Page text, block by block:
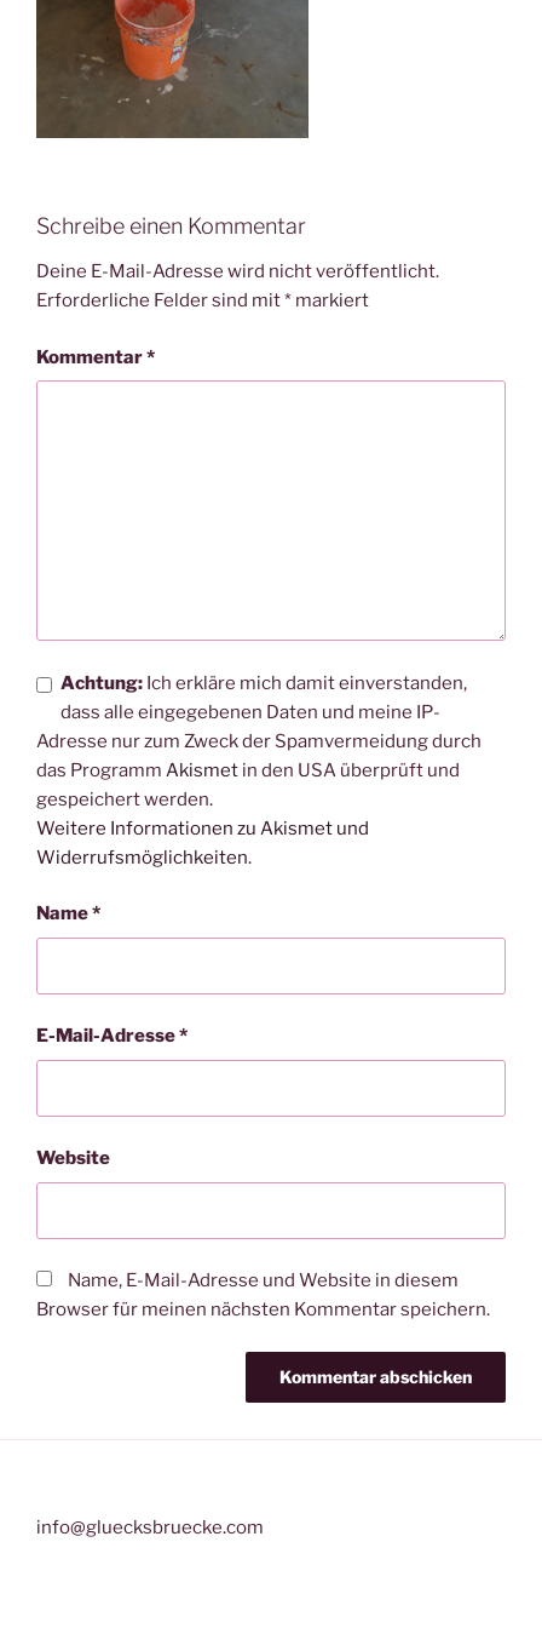
Schreibe einen Kommentar
Deine E-Mail-Adresse wird nicht veröffentlicht.
Erforderliche Felder sind mit* markiert
Kommentar*
Achtung: Ich erkläre mich damit einverstanden,
dass alle eingegebenen Daten und meine IP-
Adresse nur zum Zweck der Spamvermeidung durch
das Programm Akismet in den USA überprüft und
gespeichert werden.
Weitere Informationen zu Akismet und
Widerrufsmöglichkeiten.
Name*
E-Mail-Adresse*
Website
Name, E-Mail-Adresse und Website in diesem
Browser für meinen nächsten Kommentar speichern.
info@gluecksbruecke.com